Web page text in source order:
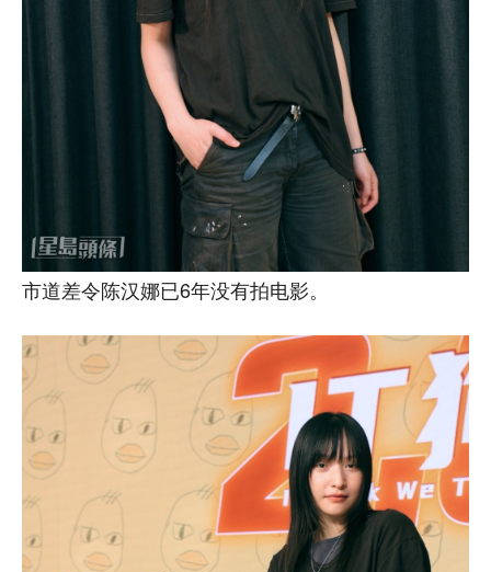
市道差令陈汉娜已6年没有拍电影。